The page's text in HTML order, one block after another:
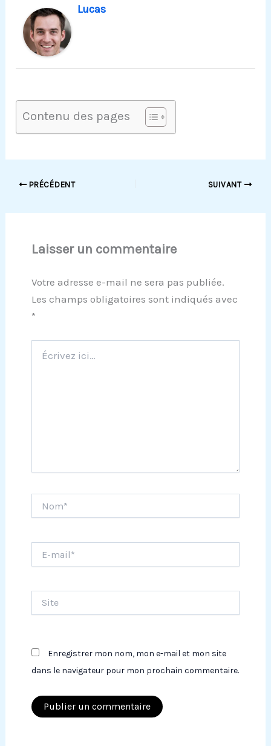
Lucas
Contenu des pages
PRÉCÉDENT SUIVANT
Laisser un commentaire
Votre adresse e-mail ne sera pas publiée.
Les champs obligatoires sont indiqués avec
*
ici…
mail*
Enregistrer mon nom, mon e-mail et mon site
dans le navigateur pour mon prochain commentaire.